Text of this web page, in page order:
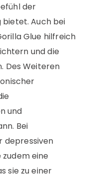
der
bietet. Auch bei
Glue hilfreich
und die
Des Weiteren
und
Bei
depressiven
eine
sie zu einer